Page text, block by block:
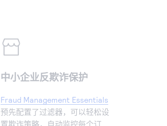
中小企业反欺诈保护
Fraud Management Essentials
预先配置了过滤器，可以轻松设
置欺诈策略，自动监控每个订